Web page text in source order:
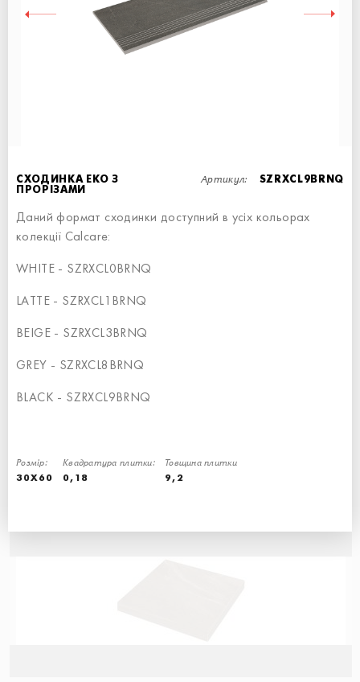
СХОДИНКА ЕКО З
ПРОРІЗАМИ
Артикул: SZRXCL9BRNQ
Даний формат сходинки доступний в усіх кольорах
колекції Calcare:
WHITE - SZRXCL0BRNQ
LATTE - SZRXCL1BRNQ
BEIGE - SZRXCL3BRNQ
GREY - SZRXCL8BRNQ
BLACK - SZRXCL9BRNQ
Розмір:
30X60
Квадратура плитки:
0,18
Товщина плитки
9,2
СХОДИНКА КУТОВА ЛІВА